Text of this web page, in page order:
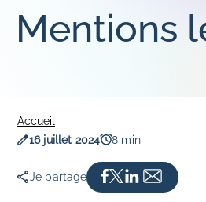
Innovation
Le cercle entreprise pour le climat
Politique mobilité transport
NOS FORMATIONS
Parcours d'intégration
Bien-être au travail
Nos offres d'emplois
Mentions
Accueil
Date de publication
16 juillet 2024 Temps de lecture
8 min
Je partage